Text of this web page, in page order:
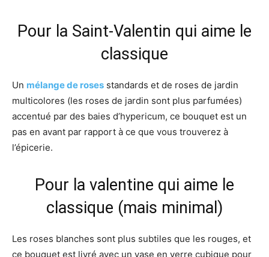
Pour la Saint-Valentin qui aime le
classique
Un mélange de roses standards et de roses de jardin
multicolores (les roses de jardin sont plus parfumées)
accentué par des baies d’hypericum, ce bouquet est un
pas en avant par rapport à ce que vous trouverez à
l’épicerie.
Pour la valentine qui aime le
classique (mais minimal)
Les roses blanches sont plus subtiles que les rouges, et
ce bouquet est livré avec un vase en verre cubique pour